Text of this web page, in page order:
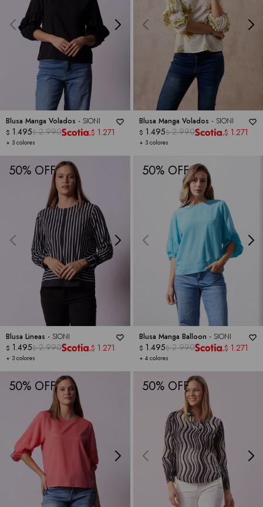
Blusa Manga Volados - SIONI
+ 3 colores
$ 1.495$ 2.990 $ 1.271
Blusa Manga Volados - SIONI
+ 3 colores
$ 1.495$ 2.990 $ 1.271
50
Blusa Lineas - SIONI
+ 3 colores
$ 1.495$ 2.990 $ 1.271
50
Blusa Manga Balloon - SIONI
+ 4 colores
$ 1.495$ 2.990 $ 1.271
50 50